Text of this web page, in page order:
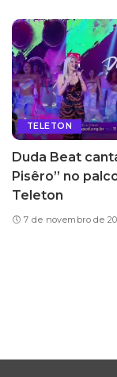
TELETON
Duda Beat
Pisêro” no
Teleton
7 de novembro de